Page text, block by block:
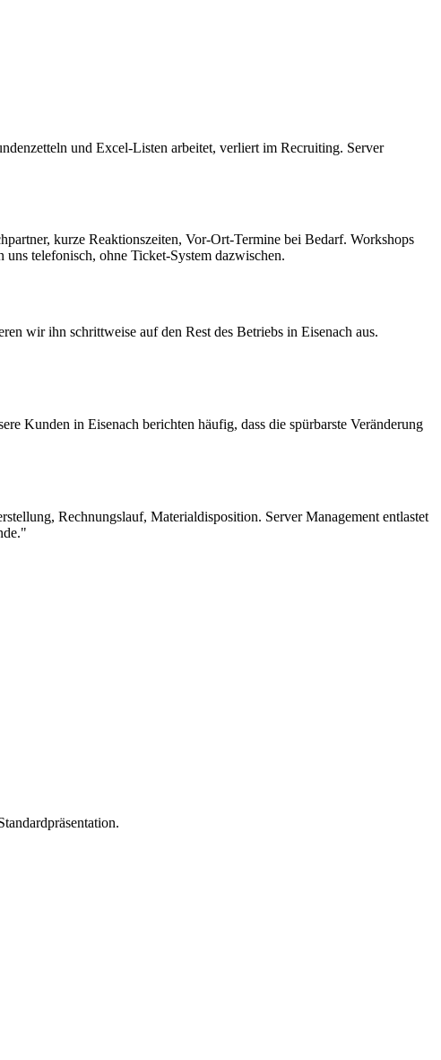
und Excel-Listen arbeitet, verliert im Recruiting. Server
kurze Reaktionszeiten, Vor-Ort-Termine bei Bedarf. Workshops
telefonisch, ohne Ticket-System dazwischen.
wir ihn schrittweise auf den Rest des Betriebs in Eisenach aus.
Kunden in Eisenach berichten häufig, dass die spürbarste Veränderung
Rechnungslauf, Materialdisposition. Server Management entlastet